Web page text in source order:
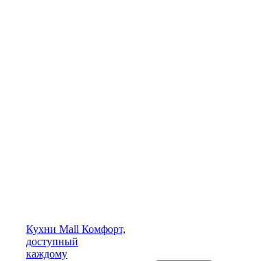
Кухни Mall Комфорт,
доступный
каждому